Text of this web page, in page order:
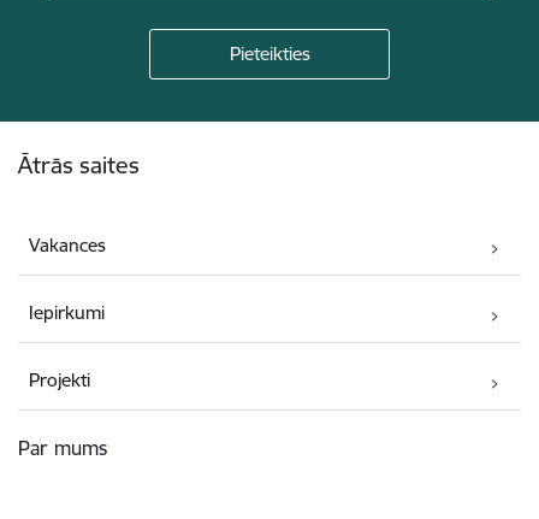
Ātrās saites
Vakances
Iepirkumi
Projekti
Par mums